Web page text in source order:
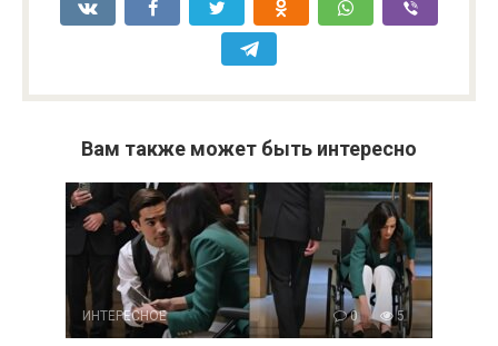
Вам также может быть интересно
ИНТЕРЕСНОЕ 0 5